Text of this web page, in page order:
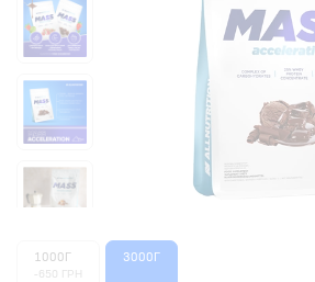
1000Г
-650 ГРН
3000Г